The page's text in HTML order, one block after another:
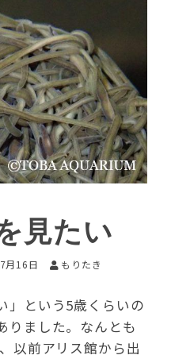
見たい
月16日 もりたき
」という5歳くらいの
りました。なんとも
以前アリス館から出